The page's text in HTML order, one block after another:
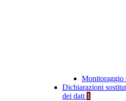
Monitoraggio
Dichiarazioni
dei dati 1